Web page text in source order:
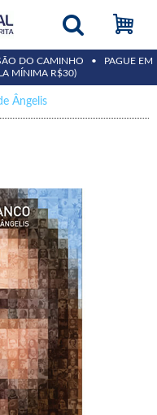
DO CAMINHO • PAGUE EM
MÍNIMA R$30)
Ângelis